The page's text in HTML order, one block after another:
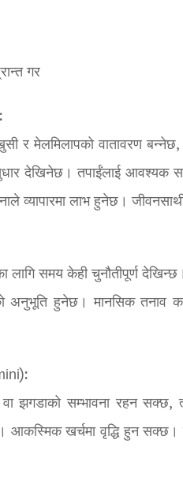
गर
र मेलमिलापको वातावरण
देखिनेछ। तपाईंलाई आवश्यक
व्यापारमा लाभ हुनेछ।
लागि समय केही चुनौतीपूर्ण
अनुभूति हुनेछ। मानसिक
वा झगडाको सम्भावना रहन
आकस्मिक खर्चमा वृद्धि हुन सक्छ।